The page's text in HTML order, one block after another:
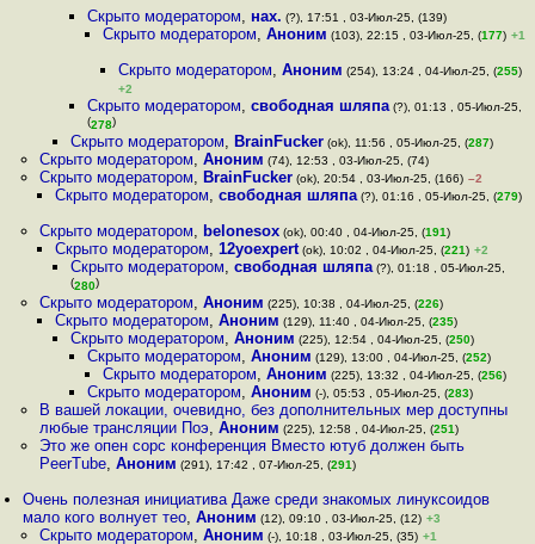
Скрыто модератором, нах. (?), 17:51 , 03-Июл-25, (139)
Скрыто модератором, Аноним (103), 22:15 , 03-Июл-25, (177) +1
Скрыто модератором,Аноним (254), 13:24 , 04-Июл-25, (255)
+2
Скрыто модератором, свободная шляпа(?), 01:13 , 05-Июл-25,
(278)
Скрыто модератором, BrainFucker (ok), 11:56 , 05-Июл-25, (287)
Скрыто модератором, Аноним (74), 12:53 , 03-Июл-25, (74)
Скрыто модератором, BrainFucker(ok), 20:54 , 03-Июл-25, (166) –2
Скрыто модератором, свободная шляпа(?), 01:16 , 05-Июл-25, (279)
Скрыто модератором, belonesox(ok), 00:40 , 04-Июл-25, (191)
Скрыто модератором, 12yoexpert(ok), 10:02 , 04-Июл-25, (221) +2
Скрыто модератором,свободная шляпа (?), 01:18 , 05-Июл-25,
(280)
Скрыто модератором, Аноним (225), 10:38 , 04-Июл-25, (226)
Скрыто модератором, Аноним (129), 11:40 , 04-Июл-25, (235)
Скрыто модератором,Аноним (225), 12:54 , 04-Июл-25, (250)
Скрыто модератором, Аноним (129), 13:00 , 04-Июл-25, (252)
Скрыто модератором, Аноним (225), 13:32 , 04-Июл-25, (256)
Скрыто модератором, Аноним (-), 05:53 , 05-Июл-25, (283)
В вашей локации, очевидно, без дополнительных мер доступны
любые трансляции Поэ, Аноним (225), 12:58 , 04-Июл-25, (251)
Это же опен сорс конференция Вместо ютуб должен быть
PeerTube, Аноним (291), 17:42 , 07-Июл-25, (291)
Очень полезная инициатива Даже среди знакомых линуксоидов
мало кого волнует тео,Аноним (12), 09:10 , 03-Июл-25, (12) +3
Скрыто модератором, Аноним (-), 10:18 , 03-Июл-25, (35) +1